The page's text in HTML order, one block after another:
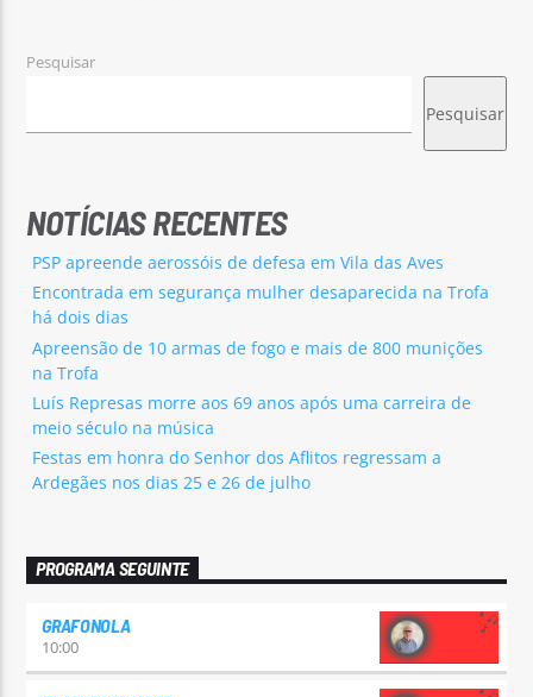
Pesquisar
Pesquisar
NOTÍCIAS RECENTES
PSP apreende aerossóis de defesa em Vila das Aves
Encontrada em segurança mulher desaparecida na Trofa
há dois dias
Apreensão de 10 armas de fogo e mais de 800 munições
na Trofa
Luís Represas morre aos 69 anos após uma carreira de
meio século na música
Festas em honra do Senhor dos Aflitos regressam a
Ardegães nos dias 25 e 26 de julho
PROGRAMA SEGUINTE
GRAFONOLA
10:00